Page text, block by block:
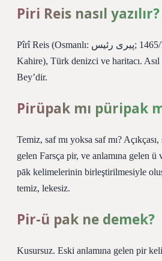
Piri Reis nasıl yazılır?
Pîrî Reis (Osmanlı: پیری رئیس‎; 1465/70, Gelibolu – 1554,
Kahire), Türk denizci ve haritacı.
Bey’dir.
Pirüpak mı püripak
Temiz, saf mı yoksa saf mı?
gelen Farsça pir, ve anlamına gelen ü
pāk kelimelerinin birleştirilmesiyle
temiz, lekesiz.
Pir-ü pak ne demek?
Kusursuz. Eski anlamına gelen pir